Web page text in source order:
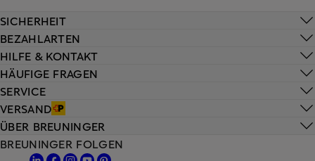
HILFE & KONTAKT
HÄUFIGE FRAGEN
SERVICE
VERSAND
SICHERHEIT
BEZAHLARTEN
ÜBER BREUNINGER
BREUNINGER FOLGEN